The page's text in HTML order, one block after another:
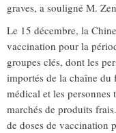
graves, a souligné M.
Le 15 décembre, la
vaccination pour la
groupes clés, dont les
importés de la chaîne du
médical et les personnes
marchés de produits
de doses de vaccination